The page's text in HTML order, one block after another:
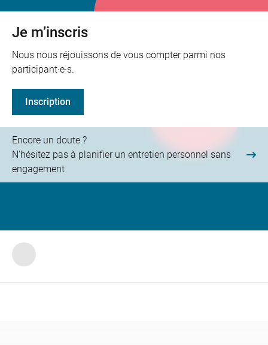
Je m’inscris
Nous nous réjouissons de vous compter parmi nos
participant·e·s.
Inscription
Encore un doute ?
N’hésitez pas à planifier un entretien personnel sans
engagement